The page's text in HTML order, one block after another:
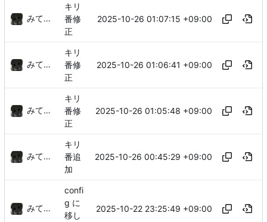
みてるぞ
キリ
番修
正
2025-10-26 01:07:15 +09:00
みてるぞ
キリ
番修
正
2025-10-26 01:06:41 +09:00
みてるぞ
キリ
番修
正
2025-10-26 01:05:48 +09:00
みてるぞ
キリ
番追
加
2025-10-26 00:45:29 +09:00
みてるぞ
confi
g に
移し
2025-10-22 23:25:49 +09:00